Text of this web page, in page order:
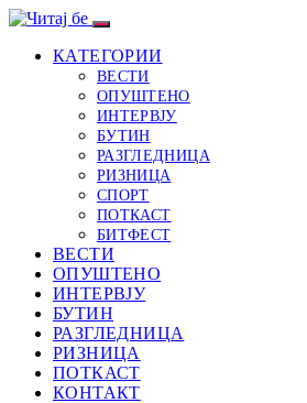
КАТЕГОРИИ
ВЕСТИ
ОПУШТЕНО
ИНТЕРВЈУ
БУТИН
РАЗГЛЕДНИЦА
РИЗНИЦА
СПОРТ
ПОТКАСТ
БИТФЕСТ
ВЕСТИ
ОПУШТЕНО
ИНТЕРВЈУ
БУТИН
РАЗГЛЕДНИЦА
РИЗНИЦА
ПОТКАСТ
КОНТАКТ